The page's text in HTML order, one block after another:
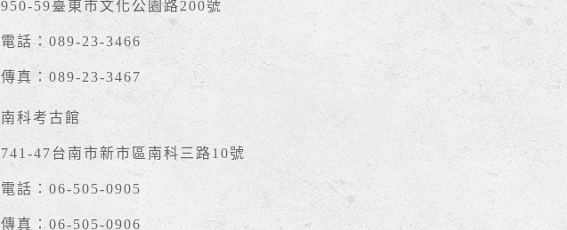
950-59臺東市文化公園路200號
電話：089-23-3466
傳真：089-23-3467
南科考古館
741-47台南市新市區南科三路10號
電話：06-505-0905
傳真：06-505-0906